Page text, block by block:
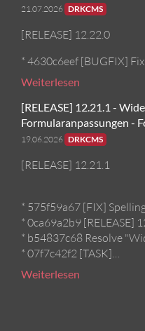
21.07.2026 DRKCMS
[RELEASE] 12.22.0
* 4630c6eef [BUGFIX]
Weiterlesen
[RELEASE] 12.21.1 -
Formularanpassungen -
19.06.2026 DRKCMS
[RELEASE] 12.21.1
* 575f59a67 [FIX]
* 0ca69a2b9 [RELEASE]
* b54837c68 Resolve
* 07f7c42f2 [TASK]…
Weiterlesen